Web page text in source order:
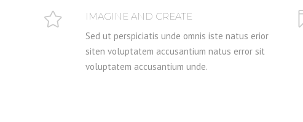
IMAGINE AND CREATE
Sed ut perspiciatis unde omnis iste natus erior
siten voluptatem accusantium natus error sit
voluptatem accusantium unde.